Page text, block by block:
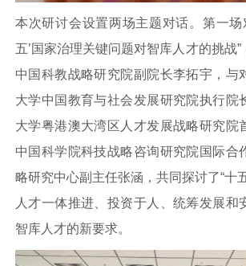
本次研讨会设置两场主题对话。第一场
五’国家治理关键问题对智库人才的挑战
中国科教战略研究院副院长李拓宇，与
大学中国教育与社会发展研究院执行院
大学粤港澳大湾区人才发展战略研究院
中国科学院科技战略咨询研究院国际合
略研究中心副主任张涵，共同探讨了“十
人才一体推进、投资于人、统筹发展和
智库人才的新要求。